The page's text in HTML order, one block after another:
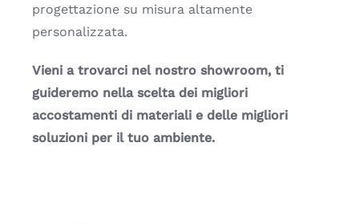
progettazione su misura altamente
personalizzata.
Vieni a trovarci nel nostro showroom, ti
guideremo nella scelta dei migliori
accostamenti di materiali e delle migliori
soluzioni per il tuo ambiente.